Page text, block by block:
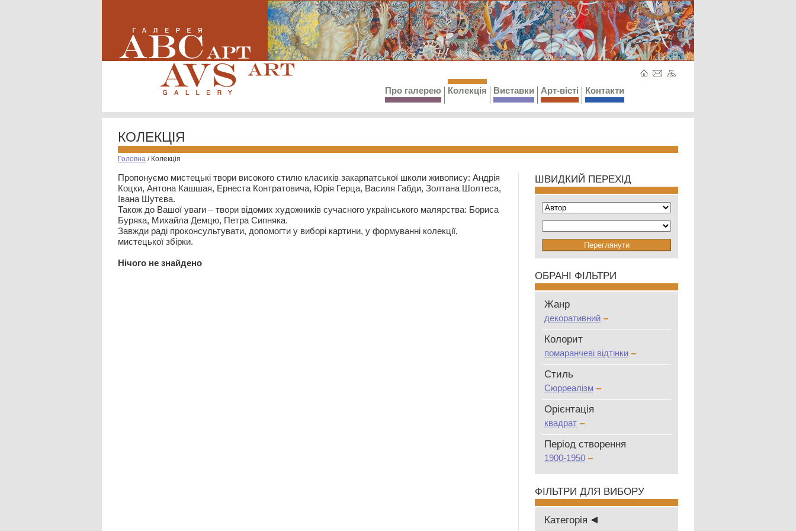
Про галерею Колекція Виставки Арт-вісті Контакти
КОЛЕКЦІЯ
Головна / Колекція
Пропонуємо мистецькі твори високого стилю класиків закарпатської школи живопису: Андрія
Коцки, Антона Кашшая, Ернеста Контратовича, Юрія Герца, Василя Габди, Золтана Шолтеса,
Івана Шутєва.
Також до Вашої уваги – твори відомих художників сучасного українського малярства: Бориса
Буряка, Михайла Демцю, Петра Сипняка.
Завжди раді проконсультувати, допомогти у виборі картини, у формуванні колекції,
мистецької збірки.
Нiчого не знайдено
ШВИДКИЙ ПЕРЕХІД
ОБРАНІ ФІЛЬТРИ
Жанр
декоративний
Колорит
помаранчеві відтінки
Стиль
Сюрреалізм
Oрієнтація
квадрат
Період створення
1900-1950
ФІЛЬТРИ ДЛЯ ВИБОРУ
Категорія